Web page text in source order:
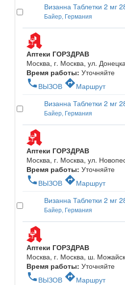
Визанна Таблетки 2 мг
Байер, Германия
Аптеки ГОРЗДРАВ
Москва, г. Москва, ул.
Время работы: Уточняйте
phone ВЫЗОВ directionsМаршрут
Визанна Таблетки 2 мг
Байер, Германия
Аптеки ГОРЗДРАВ
Москва, г. Москва, ул.
Время работы: Уточняйте
phone ВЫЗОВ directionsМаршрут
Визанна Таблетки 2 мг
Байер, Германия
Аптеки ГОРЗДРАВ
Москва, г. Москва, ш.
Время работы: Уточняйте
phone ВЫЗОВ directionsМаршрут